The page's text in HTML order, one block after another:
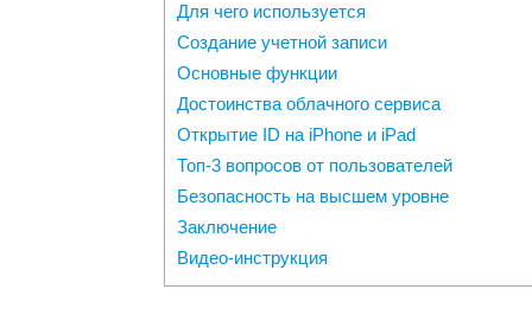
Для чего используется
Создание учетной записи
Основные функции
Достоинства облачного сервиса
Открытие ID на iPhone и iPad
Топ-3 вопросов от пользователей
Безопасность на высшем уровне
Заключение
Видео-инструкция